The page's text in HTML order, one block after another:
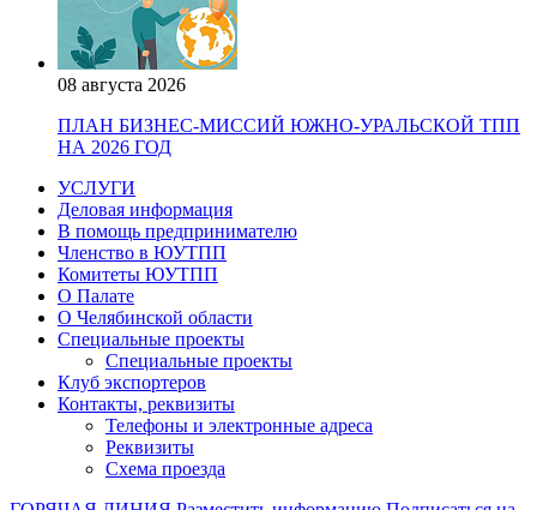
08 августа 2026
ПЛАН БИЗНЕС-МИССИЙ ЮЖНО-УРАЛЬСКОЙ ТПП
НА 2026 ГОД
УСЛУГИ
Деловая информация
В помощь предпринимателю
Членство в ЮУТПП
Комитеты ЮУТПП
О Палате
О Челябинской области
Специальные проекты
Специальные проекты
Клуб экспортеров
Контакты, реквизиты
Телефоны и электронные адреса
Реквизиты
Схема проезда